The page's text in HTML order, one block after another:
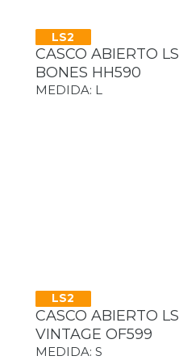
LS2
CASCO ABIERTO
BONES HH590
MEDIDA: L
LS2
CASCO ABIERTO
VINTAGE OF599
MEDIDA: S